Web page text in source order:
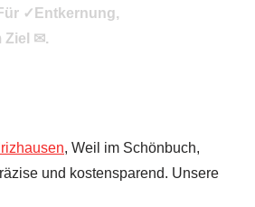
✓Entkernung,
Ziel ✉.
, Weil im Schönbuch,
und kostensparend. Unsere